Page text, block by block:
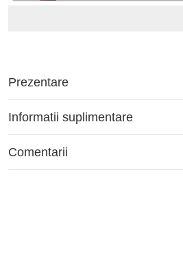
Prezentare
Informatii suplimentare
Comentarii